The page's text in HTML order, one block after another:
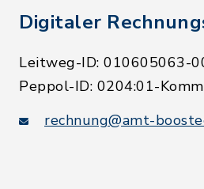
Digitaler
Leitweg-ID: 010605063-
Peppol-ID: 0204:01-
rechnung@amt-